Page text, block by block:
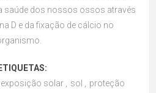
saúde dos nossos ossos através
D e da fixação de cálcio no
ETIQUETAS:
exposição solar , sol , proteção